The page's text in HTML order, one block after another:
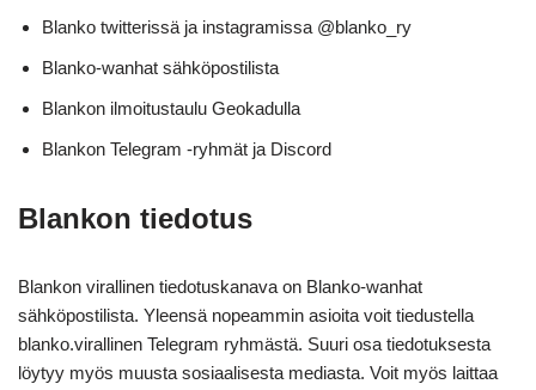
Blanko twitterissä ja instagramissa @blanko_ry
Blanko-wanhat sähköpostilista
Blankon ilmoitustaulu Geokadulla
Blankon Telegram -ryhmät ja Discord
Blankon tiedotus
Blankon virallinen tiedotuskanava on Blanko-wanhat
sähköpostilista. Yleensä nopeammin asioita voit tiedustella
blanko.virallinen Telegram ryhmästä. Suuri osa tiedotuksesta
löytyy myös muusta sosiaalisesta mediasta. Voit myös laittaa